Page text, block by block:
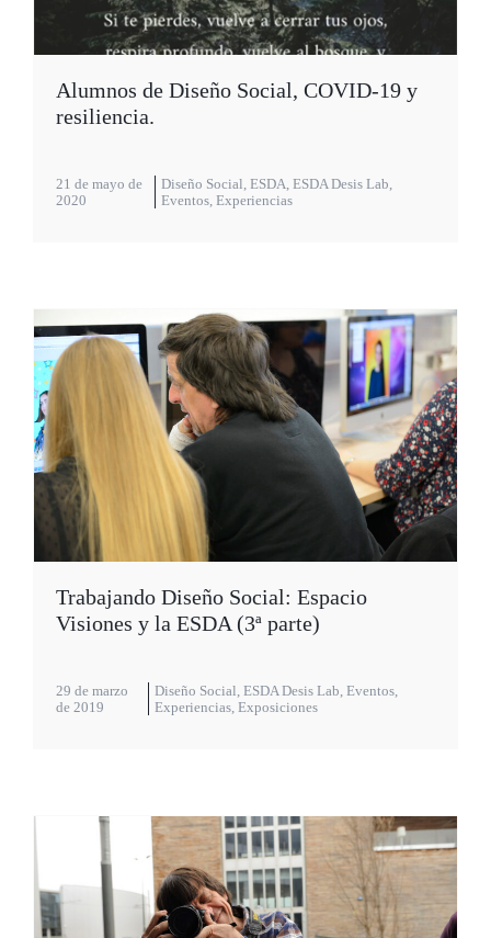
Alumnos de Diseño Social, COVID-19 y
resiliencia.
21 de mayo de
2020
Diseño Social, ESDA, ESDA Desis Lab,
Eventos, Experiencias
Trabajando Diseño Social: Espacio
Visiones y la ESDA (3ª parte)
29 de marzo
de 2019
Diseño Social,ESDA Desis Lab,Eventos,
Experiencias,Exposiciones